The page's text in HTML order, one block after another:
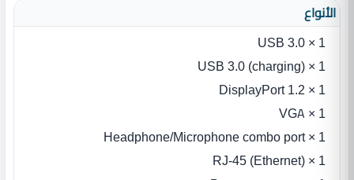
الأنواع
USB 3.0 × 1
USB 3.0 (charging) × 1
DisplayPort 1.2 × 1
VGA × 1
Headphone/Microphone combo port × 1
RJ-45 (Ethernet) × 1